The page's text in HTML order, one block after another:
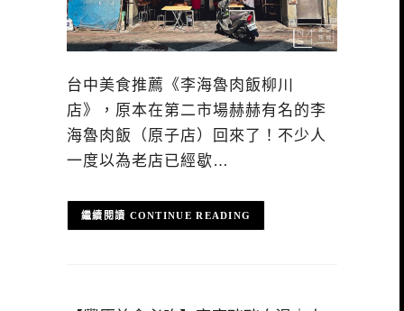
台中美食推薦《李海魯肉飯柳川
店》，原本在第二市場赫赫有名的李
海魯肉飯（原子店）回來了！不少人
一度以為老店已經歇…
CONTINUE READING